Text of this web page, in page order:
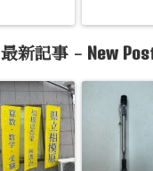
最新記事 - New